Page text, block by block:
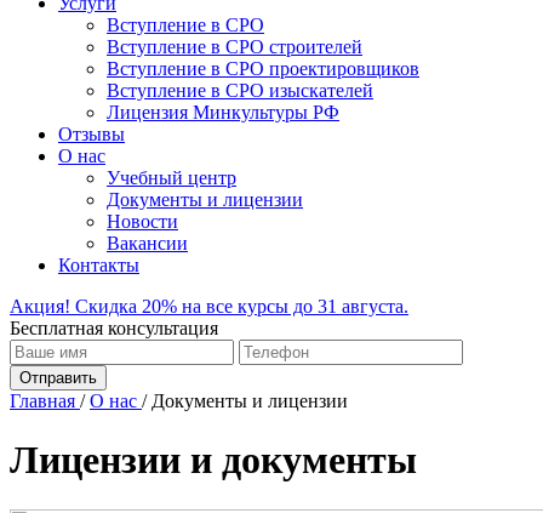
Вступление в СРО
Вступление в СРО строителей
Вступление в СРО проектировщиков
Вступление в СРО изыскателей
Лицензия Минкультуры РФ
Отзывы
О нас
Учебный центр
Документы и лицензии
Новости
Вакансии
Контакты
Акция! Скидка 20% на все курсы до 31 августа.
Бесплатная консультация
Отправить
Главная /О нас / Документы и лицензии
Лицензии и документы